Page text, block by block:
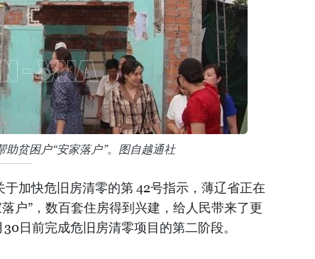
贫困户“安家落户”。图自越通社
加快危旧房清零的第 42号指示，薄辽省正在
户”，数百套住房得到兴建，给人民带来了更
日前完成危旧房清零项目的第二阶段。